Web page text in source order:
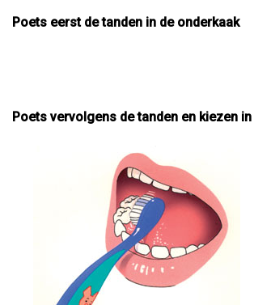
Poets eerst de tanden in de onderkaak
Poets vervolgens de tanden en kiezen